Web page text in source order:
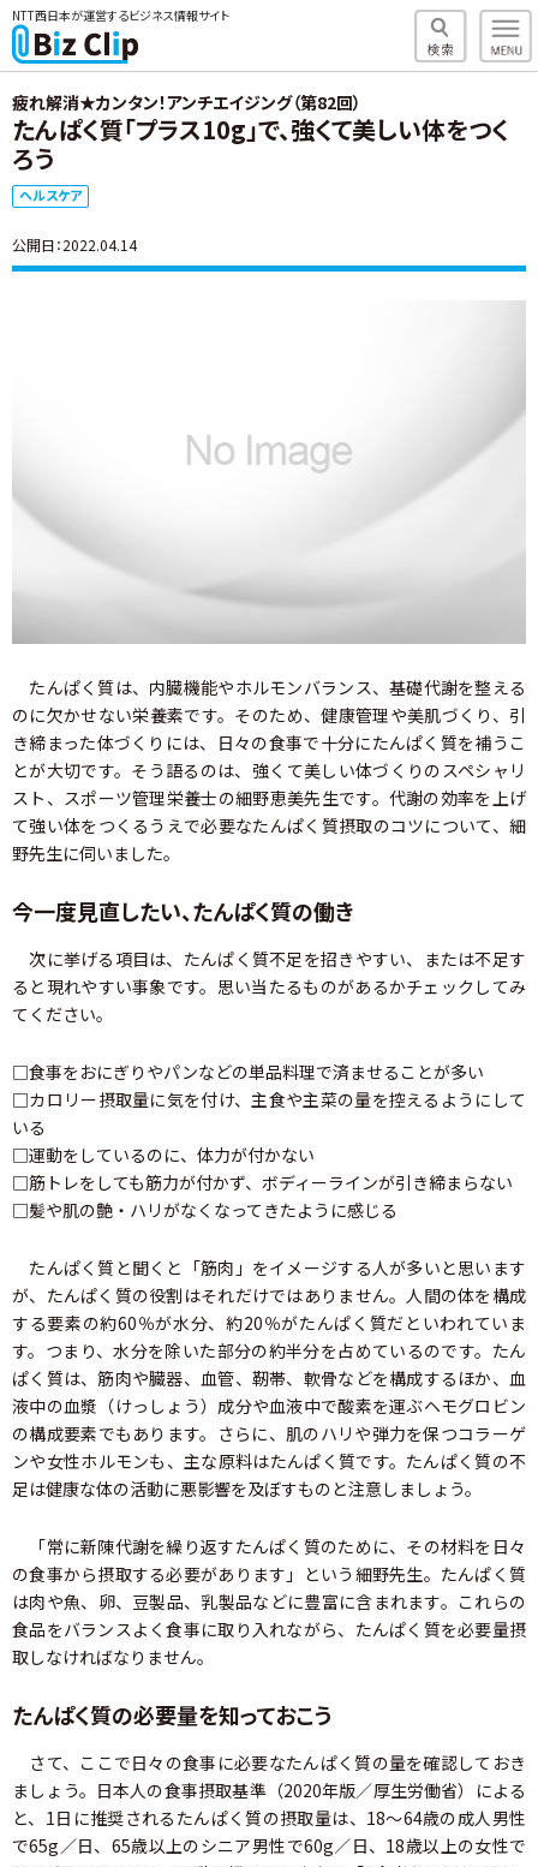
NTT西日本が運営するビジネス情報サイト
疲れ解消★カンタン！アンチエイジング（第82回）
たんぱく質「プラス10g」で、強くて美しい体をつく
ろう
ヘルスケア
公開日：2022.04.14
たんぱく質は、内臓機能やホルモンバランス、基礎代謝を整える
のに欠かせない栄養素です。そのため、健康管理や美肌づくり、引
き締まった体づくりには、日々の食事で十分にたんぱく質を補うこ
とが大切です。そう語るのは、強くて美しい体づくりのスペシャリ
スト、スポーツ管理栄養士の細野恵美先生です。代謝の効率を上げ
て強い体をつくるうえで必要なたんぱく質摂取のコツについて、細
野先生に伺いました。
今一度見直したい、たんぱく質の働き
次に挙げる項目は、たんぱく質不足を招きやすい、または不足す
ると現れやすい事象です。思い当たるものがあるかチェックしてみ
てください。
□食事をおにぎりやパンなどの単品料理で済ませることが多い
□カロリー摂取量に気を付け、主食や主菜の量を控えるようにして
いる
□運動をしているのに、体力が付かない
□筋トレをしても筋力が付かず、ボディーラインが引き締まらない
□髪や肌の艶・ハリがなくなってきたように感じる
たんぱく質と聞くと「筋肉」をイメージする人が多いと思います
が、たんぱく質の役割はそれだけではありません。人間の体を構成
する要素の約60％が水分、約20％がたんぱく質だといわれていま
す。つまり、水分を除いた部分の約半分を占めているのです。たん
ぱく質は、筋肉や臓器、血管、靭帯、軟骨などを構成するほか、血
液中の血漿（けっしょう）成分や血液中で酸素を運ぶヘモグロビン
の構成要素でもあります。さらに、肌のハリや弾力を保つコラーゲ
ンや女性ホルモンも、主な原料はたんぱく質です。たんぱく質の不
足は健康な体の活動に悪影響を及ぼすものと注意しましょう。
「常に新陳代謝を繰り返すたんぱく質のために、その材料を日々
の食事から摂取する必要があります」という細野先生。たんぱく質
は肉や魚、卵、豆製品、乳製品などに豊富に含まれます。これらの
食品をバランスよく食事に取り入れながら、たんぱく質を必要量摂
取しなければなりません。
たんぱく質の必要量を知っておこう
さて、ここで日々の食事に必要なたんぱく質の量を確認しておき
ましょう。日本人の食事摂取基準（2020年版／厚生労働省）による
と、1日に推奨されるたんぱく質の摂取量は、18〜64歳の成人男性
で65g／日、65歳以上のシニア男性で60g／日、18歳以上の女性で